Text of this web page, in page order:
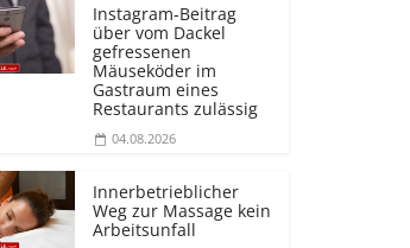
Instagram-Beitrag
über vom Dackel
gefressenen
Mäuseköder im
Gastraum eines
Restaurants zulässig
04.08.2026
Innerbetrieblicher
Weg zur Massage kein
Arbeitsunfall